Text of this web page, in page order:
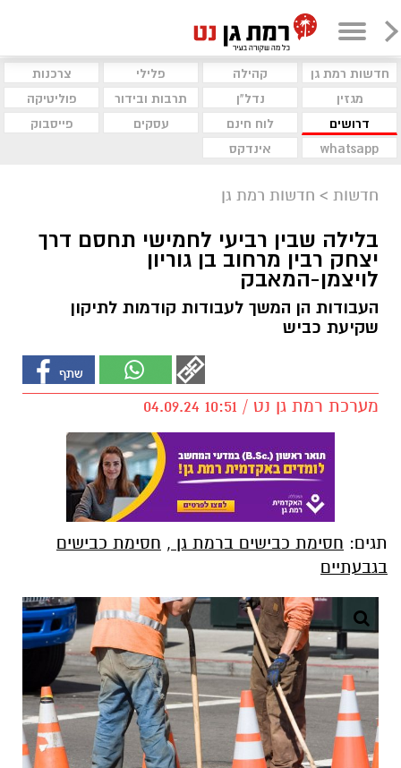
חדשות רמת גן קהילה פלילי
צרכנות
מגזין
נדל"ן תרבות ובידור
פוליטיקה
דרושים
לוח חינם עסקים
פייסבוק
whatsapp
אינדקס
חדשות > חדשות רמת גן
בלילה שבין רביעי לחמישי תחסם דרך
יצחק רבין מרחוב בן גוריון
לויצמן-המאבק
העבודות הן המשך לעבודות קודמות לתיקון
שקיעת כביש
מערכת רמת גן נט / 10:51 04.09.24
תגים: חסימת כבישים ברמת גן , חסימת כבישים
בגבעתיים